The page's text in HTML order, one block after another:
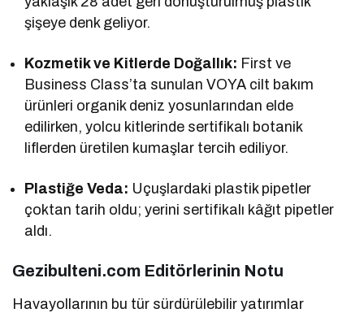
şişeye denk geliyor.
Kozmetik ve Kitlerde Doğallık: First ve
Business Class’ta sunulan VOYA cilt bakım
ürünleri organik deniz yosunlarından elde
edilirken, yolcu kitlerinde sertifikalı botanik
liflerden üretilen kumaşlar tercih ediliyor.
Plastiğe Veda: Uçuşlardaki plastik pipetler
çoktan tarih oldu; yerini sertifikalı kâğıt pipetler
aldı.
Gezibulteni.com Editörlerinin Notu
Havayollarının bu tür sürdürülebilir yatırımlar